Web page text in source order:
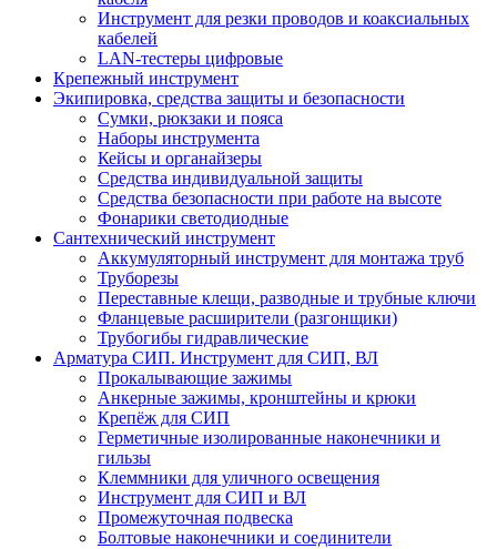
Инструмент для резки проводов и коаксиальных
кабелей
LAN-тестеры цифровые
Крепежный инструмент
Экипировка, средства защиты и безопасности
Сумки, рюкзаки и пояса
Наборы инструмента
Кейсы и органайзеры
Средства индивидуальной защиты
Средства безопасности при работе на высоте
Фонарики светодиодные
Сантехнический инструмент
Аккумуляторный инструмент для монтажа труб
Труборезы
Переставные клещи, разводные и трубные ключи
Фланцевые расширители (разгонщики)
Трубогибы гидравлические
Арматура СИП. Инструмент для СИП, ВЛ
Прокалывающие зажимы
Анкерные зажимы, кронштейны и крюки
Крепёж для СИП
Герметичные изолированные наконечники и
гильзы
Клеммники для уличного освещения
Инструмент для СИП и ВЛ
Промежуточная подвеска
Болтовые наконечники и соединители